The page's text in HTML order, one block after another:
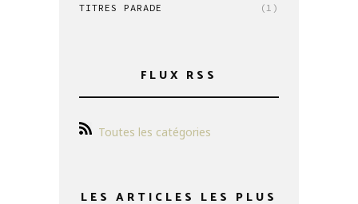
TITRES PARADE (1)
FLUX RSS
Toutes les catégories
LES ARTICLES LES PLUS